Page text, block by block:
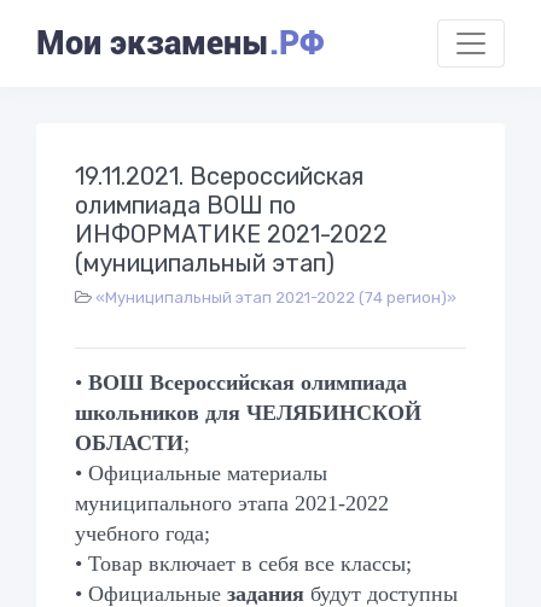
Мои экзамены.РФ
19.11.2021. Всероссийская
олимпиада ВОШ по
ИНФОРМАТИКЕ 2021-2022
(муниципальный этап)
«Муниципальный этап 2021-2022 (74 регион)»
• ВОШ Всероссийская олимпиада
школьников для ЧЕЛЯБИНСКОЙ
ОБЛАСТИ;
• Официальные материалы
муниципального этапа 2021-2022
учебного года;
• Товар включает в себя все классы;
• Официальные задания будут доступны